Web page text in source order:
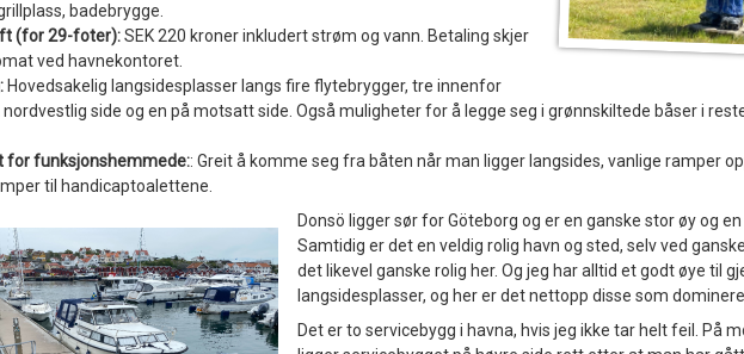
badebrygge.
(for 29-foter):SEK 220 kroner inkludert strøm og vann. Betaling skjer
ved havnekontoret.
Hovedsakelig langsidesplasser langs fire flytebrygger, tre innenfor
nordvestlig side og en på motsatt side. Også muligheter for å legge seg i grønnskiltede
for funksjonshemmede:: Greit å komme seg fra båten når man ligger langsides, vanlige ramper
til handicaptoalettene.
Donsö ligger sør for Göteborg og er en ganske stor øy og
Samtidig er det en veldig rolig havn og sted, selv ved
det likevel ganske rolig her. Og jeg har alltid et godt øye til
langsidesplasser, og her er det nettopp disse som
Det er to servicebygg i havna, hvis jeg ikke tar helt feil. På